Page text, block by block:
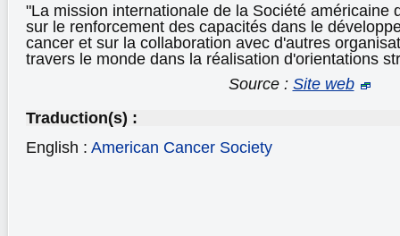
"La mission internationale de la Société américaine
sur le renforcement des capacités dans le
cancer et sur la collaboration avec d'autres
travers le monde dans la réalisation d'orientations
Source : Site web
Traduction(s) :
English : American Cancer Society